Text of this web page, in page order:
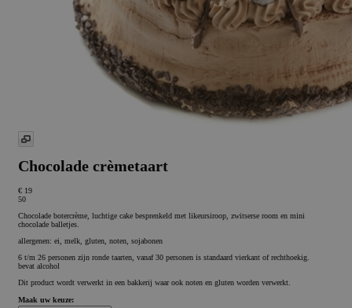
Chocolade crèmetaart
€ 19
50
Chocolade botercrème, luchtige cake besprenkeld met likeursiroop, zwitserse room en mini
chocolade balletjes.
allergenen: ei, melk, gluten, noten, sojabonen
6 t/m 26 personen zijn ronde taarten, vanaf 30 personen is standaard vierkant of rechthoekig.
bevat alcohol
Dit product wordt verwerkt in een bakkerij waar ook noten en gluten worden verwerkt.
Maak uw keuze: